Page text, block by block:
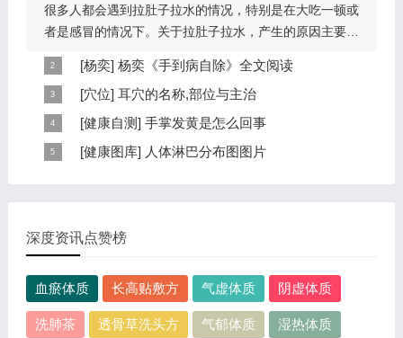
很多人都会遇到拉肚子拉水的情况，特别是在大吃一顿或
者是感冒的情况下。关于拉肚子拉水，产生的原因主要是
因为饮食问题，或者是因为肠胃问题。本页包...
[杨奕] 杨奕《手到病自除》全文阅读
本页提供杨奕手到病自除全文阅读。包括完整目录、共计
6大章，66个小节的详细内容。涉及到全身的各个反射
区，以及自然疗法、反射区疗法、食疗等。另外...
[穴位] 耳穴的名称,部位与主治
耳穴在耳郭的分布有一定规律，耳穴在耳郭的分布犹如一
个倒置在子宫内的胎儿，头部朝下，臀部朝上。其分布的
规律是，与面颊相应的穴位在耳垂；与上肢相...
[健康自测] 手掌发黄是怎么回事
手掌发黄，一般是血管内血液不充盈或是皮肤营养不良的
[健康图库] 人体淋巴分布图图片
深度资讯点赞榜
血瘀体质 长高贴敷方 气虚体质 阴虚体质
洗肺茶 透骨草洗头方 气郁体质 湿热体质